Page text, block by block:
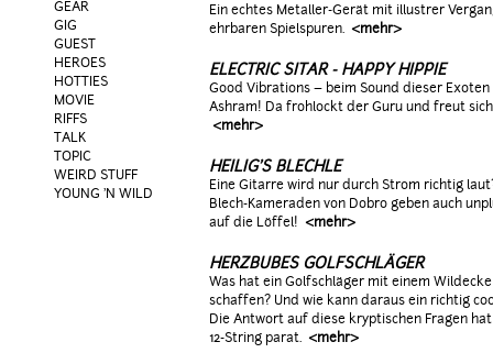
GEAR
GIG
GUEST
HEROES
HOTTIES
MOVIE
RIFFS
TALK
TOPIC
WEIRD STUFF
YOUNG 'N WILD
Ein echtes Metaller-Gerät mit illustrer
ehrbaren Spielspuren. <mehr>
ELECTRIC SITAR - HAPPY HIPPIE
Good Vibrations – beim Sound dieser Exoten
Ashram! Da frohlockt der Guru und freut
<mehr>
HEILIG'S BLECHLE
Eine Gitarre wird nur durch Strom richtig
Blech-Kameraden von Dobro geben auch
auf die Löffel! <mehr>
HERZBUBES GOLFSCHLÄGER
Was hat ein Golfschläger mit einem
schaffen? Und wie kann daraus ein richtig
Die Antwort auf diese kryptischen Fragen
12-String parat. <mehr>